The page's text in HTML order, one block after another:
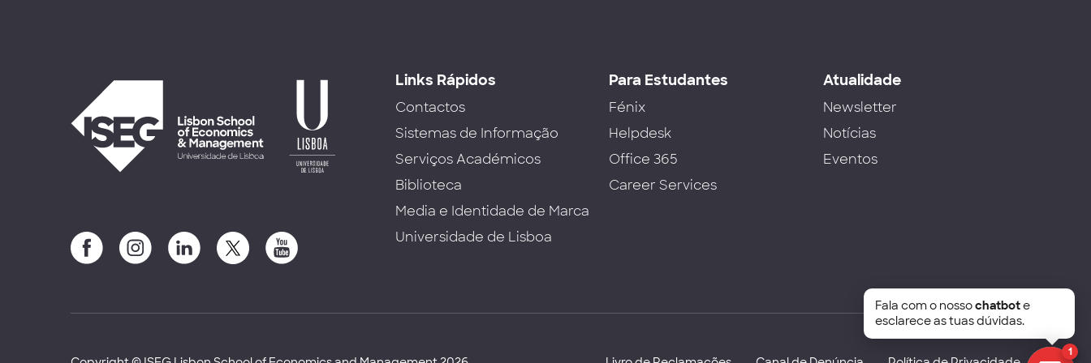
Links Rápidos
Contactos
Sistemas de Informação
Serviços Académicos
Biblioteca
Media e Identidade de Marca
Universidade de Lisboa
Para Estudantes
Fénix
Helpdesk
Office 365
Career Services
Atualidade
Newsletter
Notícias
Eventos
1
Fala com o nossochatbote
esclarece as tuas dúvidas.